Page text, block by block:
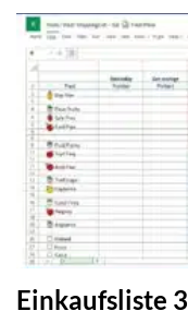
Einkaufsliste 3